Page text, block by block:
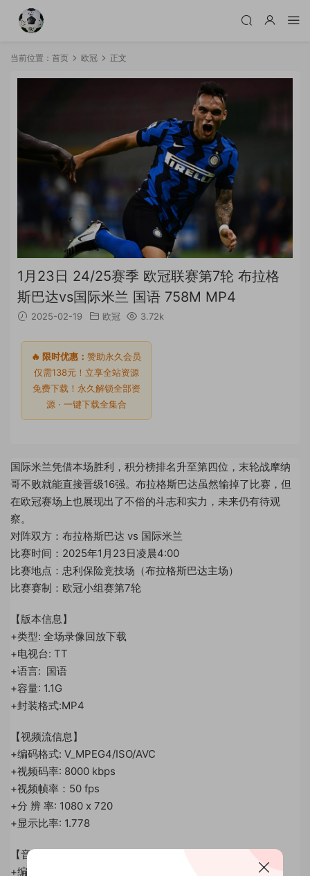
当前位置： 首页 欧冠 正文
1月23日 24/25赛季 欧冠联赛第7轮 布拉格
斯巴达vs国际米兰 国语 758M MP4
2025-02-19 欧冠 3.72k
🔥 限时优惠： 赞助永久会员
仅需138元！立享全站资源
免费下载！永久解锁全部资
源 · 一键下载全集合
国际米兰凭借本场胜利，积分榜排名升至第四位，末轮战摩纳
哥不败就能直接晋级16强。布拉格斯巴达虽然输掉了比赛，但
在欧冠赛场上也展现出了不俗的斗志和实力，未来仍有待观
察。
对阵双方：布拉格斯巴达 vs 国际米兰
比赛时间：2025年1月23日凌晨4:00
比赛地点：忠利保险竞技场（布拉格斯巴达主场）
比赛赛制：欧冠小组赛第7轮
【版本信息】
+类型: 全场录像回放下载
+电视台: TT
+语言: 国语
+容量: 1.1G
+封装格式:MP4
【视频流信息】
+编码格式: V_MPEG4/ISO/AVC
+视频码率: 8000 kbps
+视频帧率：50 fps
+分 辨 率: 1080 x 720
+显示比率: 1.778
【音频流信息】
+编码格式: MPAL3